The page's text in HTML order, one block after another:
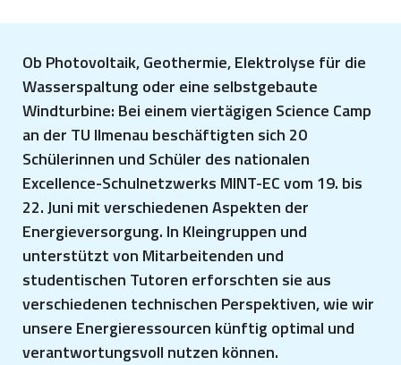
Ob Photovoltaik, Geothermie, Elektrolyse für die
Wasserspaltung oder eine selbstgebaute
Windturbine: Bei einem viertägigen Science Camp
an der TU Ilmenau beschäftigten sich 20
Schülerinnen und Schüler des nationalen
Excellence-Schulnetzwerks MINT-EC vom 19. bis
22. Juni mit verschiedenen Aspekten der
Energieversorgung. In Kleingruppen und
unterstützt von Mitarbeitenden und
studentischen Tutoren erforschten sie aus
verschiedenen technischen Perspektiven, wie wir
unsere Energieressourcen künftig optimal und
verantwortungsvoll nutzen können.